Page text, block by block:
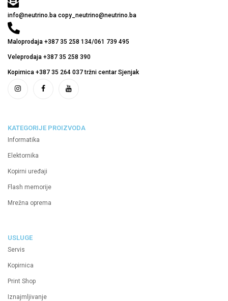
info@neutrino.ba copy_neutrino@neutrino.ba
Maloprodaja +387 35 258 134/061 739 495
Veleprodaja +387 35 258 390
Kopirnica +387 35 264 037 tržni centar Sjenjak
KATEGORIJE PROIZVODA
Informatika
Elektornika
Kopirni uređaji
Flash memorije
Mrežna oprema
USLUGE
Servis
Kopirnica
Print Shop
Iznajmljivanje